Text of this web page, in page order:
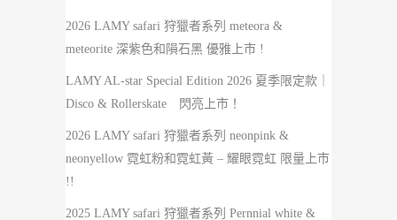
2026 LAMY safari 狩獵者系列 meteora &
meteorite 深紫色和隕石黑 優雅上市 !
LAMY AL-star Special Edition 2026 夏季限定款｜
Disco & Rollerskate 閃亮上市！
2026 LAMY safari 狩獵者系列 neonpink &
neonyellow 霓虹粉和霓虹黃 – 耀眼霓虹 限量上市
!!
2025 LAMY safari 狩獵者系列 Pernnial white &